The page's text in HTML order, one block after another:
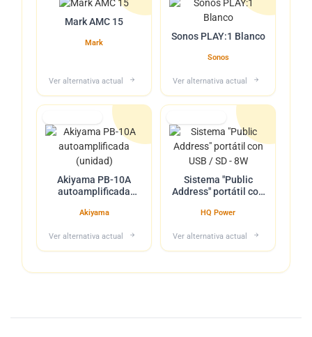
Mark AMC 15
Mark
Ver alternativa actual
Sonos PLAY:1 Blanco
Sonos
Ver alternativa actual
Akiyama PB-10A
autoamplificada
Akiyama
Ver alternativa actual
Sistema "Public
Address" portátil con
HQ Power
Ver alternativa actual